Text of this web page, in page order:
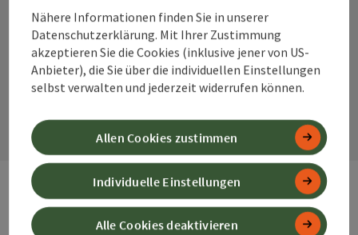
InstagramFacebookYouTube
Kontaktformular
Webseiten
Nähere Informationen finden Sie in unserer
Datenschutzerklärung. Mit Ihrer Zustimmung
akzeptieren Sie die Cookies (inklusive jener von US-
Anbieter), die Sie über die individuellen Einstellungen
selbst verwalten und jederzeit widerrufen können.
Alle Cookies deaktivieren
Individuelle Einstellungen
Allen Cookies zustimmen